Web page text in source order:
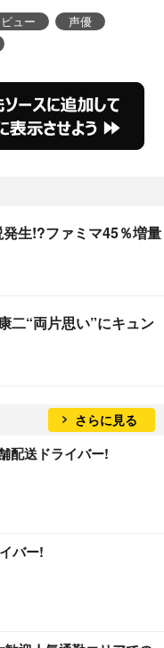
れ
話
ュー
声優
生!?ファミマ45％増量
二“両片思い”にキュン
さらに見る
配送ドライバー!
バー!